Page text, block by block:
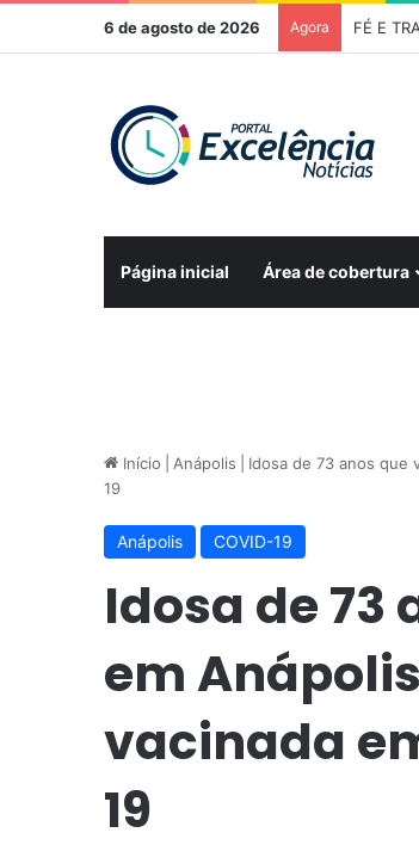
6 de agosto de 2026 Agora
Página inicial Área de cobertura
Início Anápolis
Idosa de 73 anos que
19
Anápolis COVID-19
Idosa de 73
em
vacinada
19